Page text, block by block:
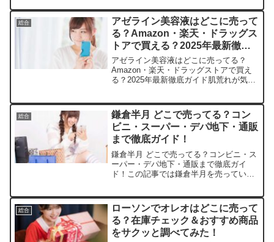
ます。パーク内で狙うもよし、オンライ
ンでゲットもよしで...
総合
アゼライン美容液はどこに売って
る？Amazon・楽天・ドラッグス
トアで買える？2025年最新徹底
ガイド
アゼライン美容液はどこに売ってる？
Amazon・楽天・ドラッグストアで買え
る？2025年最新徹底ガイド肌荒れが気に
イン酸美容液の取扱店や平均価格2,500円
前後、安...
総合
鎌倉半月 どこで売ってる？コン
ビニ・スーパー・デパ地下・通販
まで徹底ガイド！
鎌倉半月 どこで売ってる？コンビニ・ス
ーパー・デパ地下・通販まで徹底ガイ
ド！この記事では鎌倉半月を売っている
価格（8枚入り参考）送料特徴楽天市場
1,080円無料（条件あ...
総合
ローソンでオレオはどこに売って
る？在庫チェック＆おすすめ商品
をサクッと調べてみた！